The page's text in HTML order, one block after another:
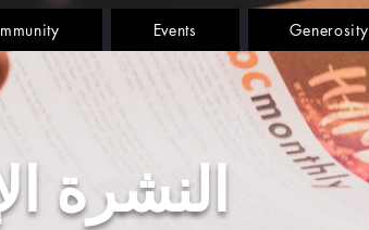
Events Generosity
النشرة